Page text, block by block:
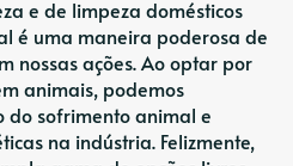
e de limpeza domésticos
é uma maneira poderosa de
nossas ações. Ao optar por
animais, podemos
sofrimento animal e
na indústria. Felizmente,